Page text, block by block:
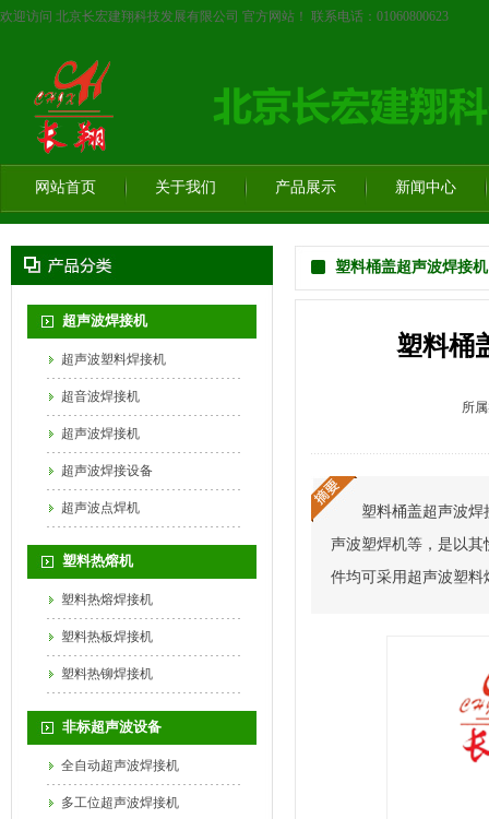
欢迎访问 北京长宏建翔科技发展有限公司 官方网站！ 联系电话：01060800623
网站首页 关于我们 产品展示 新闻中心
超声波焊接机
超声波塑料焊接机
超音波焊接机
超声波焊接机
超声波焊接设备
超声波点焊机
塑料热熔机
塑料热熔焊接机
塑料热板焊接机
塑料热铆焊接机
非标超声波设备
全自动超声波焊接机
多工位超声波焊接机
塑料桶盖超声波焊接
塑料桶
所
塑料桶盖超声波
声波塑焊机等，是以
件均可采用超声波塑